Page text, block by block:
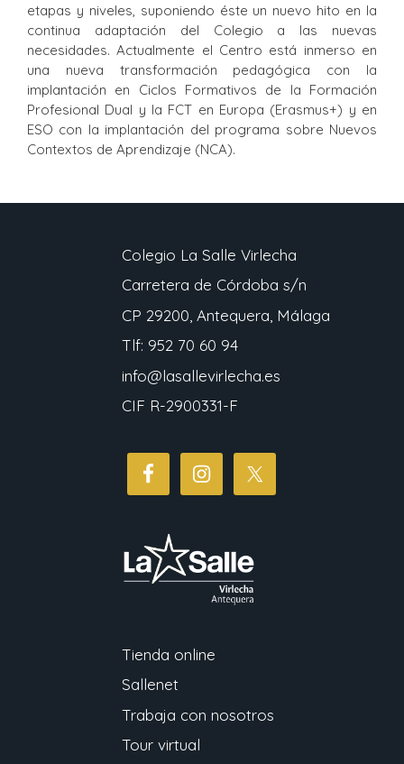
etapas y niveles, suponiendo éste un nuevo hito en la
continua adaptación del Colegio a las nuevas
necesidades. Actualmente el Centro está inmerso en
una nueva transformación pedagógica con la
implantación en Ciclos Formativos de la Formación
Profesional Dual y la FCT en Europa (Erasmus+) y en
ESO con la implantación del programa sobre Nuevos
Contextos de Aprendizaje (NCA).
Colegio La Salle Virlecha
Carretera de Córdoba s/n
CP 29200, Antequera, Málaga
Tlf: 952 70 60 94
info@lasallevirlecha.es
CIF R-2900331-F
Tienda online
Sallenet
Trabaja con nosotros
Tour virtual